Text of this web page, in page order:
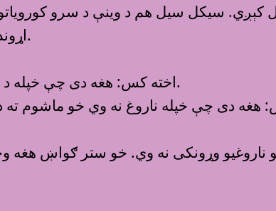
کېږي. سيکل سيل هم د وينې د سرو
اړوند کس روغ دى، اخته دى او که وړونکى دى.
اخته کس: هغه دى چې خپله د تلسيميا يا سيکل سيل په ناروغي اخته وي.
ناروغيو وړونکى نه وي. خو ستر ګواښ